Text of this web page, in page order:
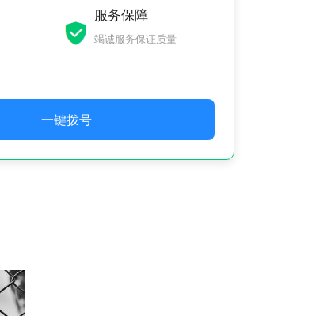
服务保障
竭诚服务保证质量
一键拨号